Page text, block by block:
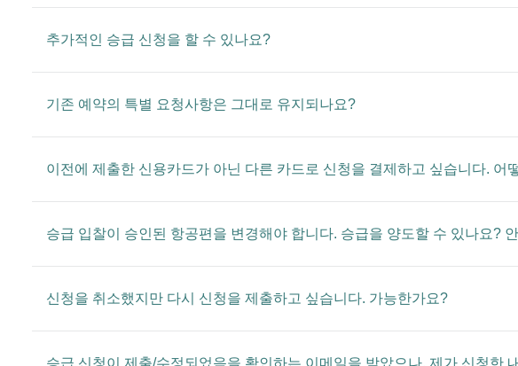
추가적인 승급 신청을 할 수 있나요?
기존 예약의 특별 요청사항은 그대로 유지되나요?
이전에 제출한 신용카드가 아닌 다른 카드로 신청을 결제하고 싶습니다. 어
승급 입찰이 승인된 항공편을 변경해야 합니다. 승급을 양도할 수 있나요?
신청을 취소했지만 다시 신청을 제출하고 싶습니다. 가능한가요?
승급 신청이 제출/수정되었음을 확인하는 이메일을 받았으나, 제가 신청한